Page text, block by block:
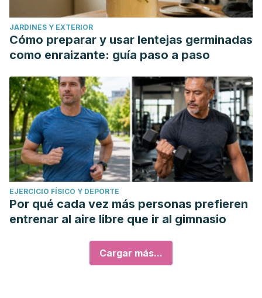
JARDINES Y EXTERIOR
Cómo preparar y usar lentejas germinadas
como enraizante: guía paso a paso
EJERCICIO FÍSICO Y DEPORTE
Por qué cada vez más personas prefieren
entrenar al aire libre que ir al gimnasio
Cargar más...